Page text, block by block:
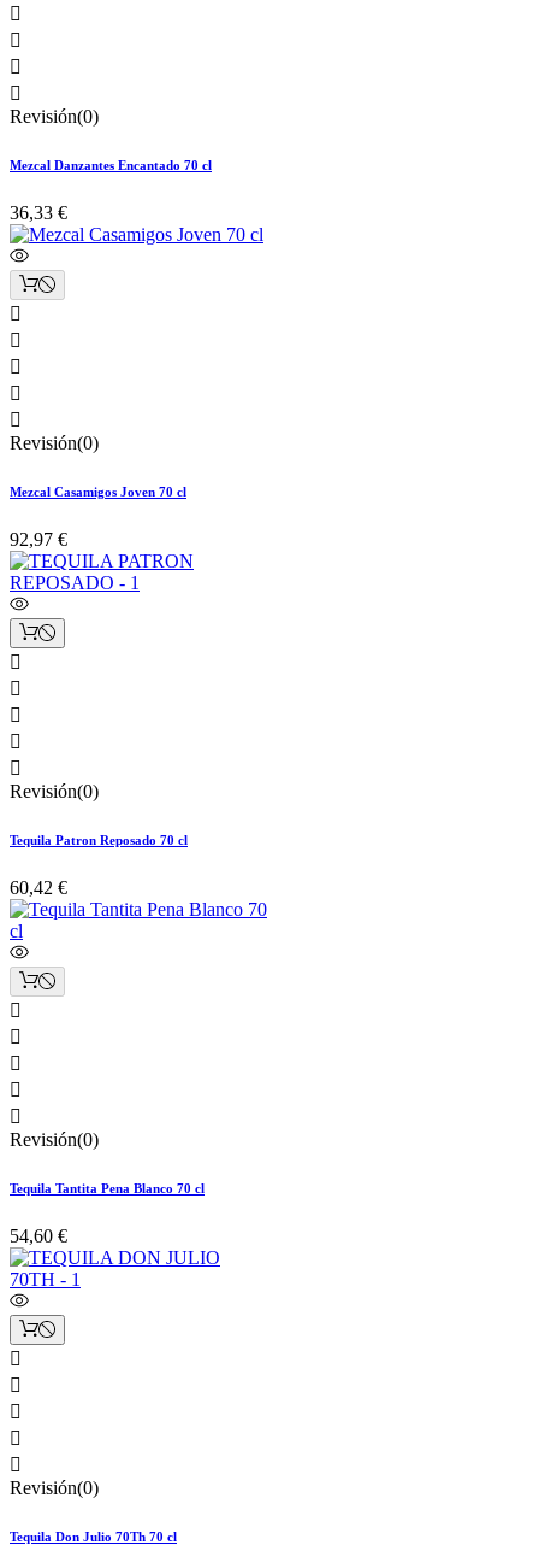




Revisión(0)
Mezcal Danzantes Encantado 70 cl
36,33 €





Revisión(0)
Mezcal Casamigos Joven 70 cl
92,97 €





Revisión(0)
Tequila Patron Reposado 70 cl
60,42 €





Revisión(0)
Tequila Tantita Pena Blanco 70 cl
54,60 €





Revisión(0)
Tequila Don Julio 70Th 70 cl